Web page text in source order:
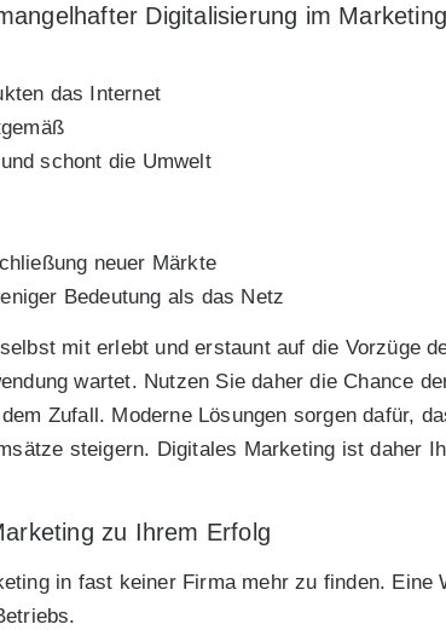
Digitalisierung im Marketing
das Internet
schont die Umwelt
neuer Märkte
Bedeutung als das Netz
mit erlebt und erstaunt auf die Vorzüge
wartet. Nutzen Sie daher die Chance
Zufall. Moderne Lösungen sorgen dafür,
steigern. Digitales Marketing ist daher
zu Ihrem Erfolg
in fast keiner Firma mehr zu finden. Eine